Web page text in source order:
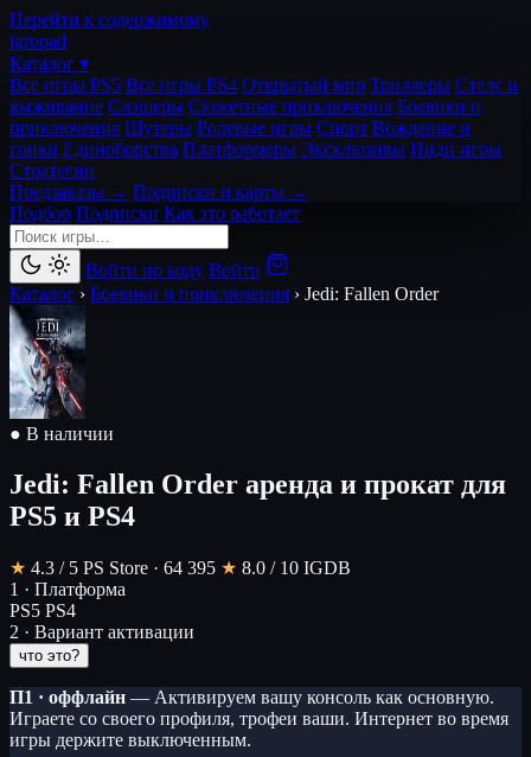
Перейти к содержимому
igropad
Каталог ▾
Все игры PS5 Все игры PS4 Открытый мир Триллеры Стелс и
выживание Слэшеры Сюжетные приключения Боевики и
приключения Шутеры Ролевые игры Спорт Вождение и
гонки Единоборства Платформеры Эксклюзивы Инди игры
Стратегии
Предзаказы → Подписки и карты →
Подбор Подписки Как это работает
Войти по коду Войти
Каталог › Боевики и приключения › Jedi: Fallen Order
● В наличии
Jedi: Fallen Order аренда и прокат для
PS5 и PS4
★ 4.3 / 5 PS Store · 64 395 ★ 8.0 / 10 IGDB
1 · Платформа
PS5 PS4
2 · Вариант активации
что это?
П1 · оффлайн — Активируем вашу консоль как основную.
Играете со своего профиля, трофеи ваши. Интернет во время
игры держите выключенным.